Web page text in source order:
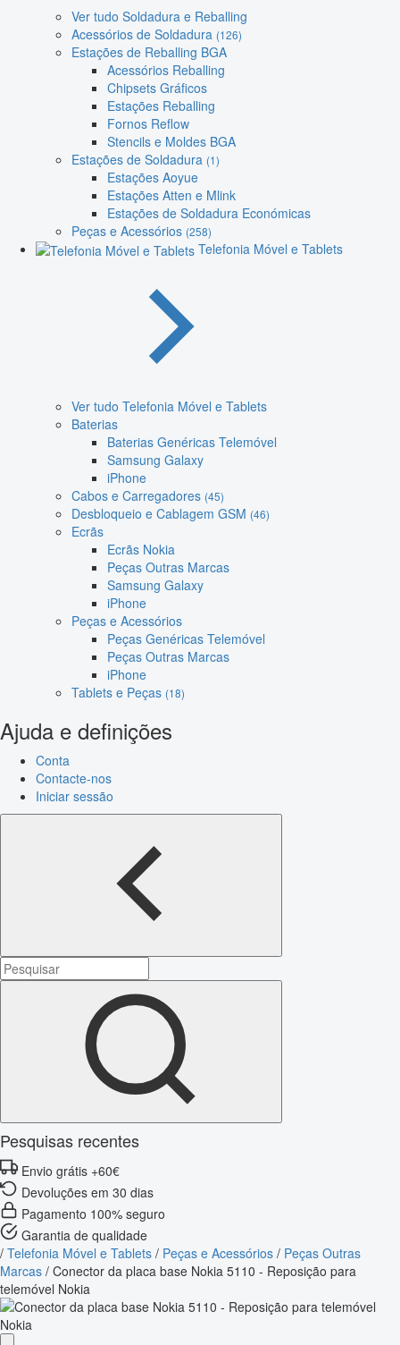
Ver tudo Soldadura e Reballing
Acessórios de Soldadura (126)
Estações de Reballing BGA
Acessórios Reballing
Chipsets Gráficos
Estações Reballing
Fornos Reflow
Stencils e Moldes BGA
Estações de Soldadura (1)
Estações Aoyue
Estações Atten e Mlink
Estações de Soldadura Económicas
Peças e Acessórios (258)
Telefonia Móvel e Tablets
Ver tudo Telefonia Móvel e Tablets
Baterias
Baterias Genéricas Telemóvel
Samsung Galaxy
iPhone
Cabos e Carregadores (45)
Desbloqueio e Cablagem GSM (46)
Ecrãs
Ecrãs Nokia
Peças Outras Marcas
Samsung Galaxy
iPhone
Peças e Acessórios
Peças Genéricas Telemóvel
Peças Outras Marcas
iPhone
Tablets e Peças (18)
Ajuda e definições
Conta
Contacte-nos
Iniciar sessão
Pesquisas recentes
Envio grátis +60€
Devoluções em 30 dias
Pagamento 100% seguro
Garantia de qualidade
/ Telefonia Móvel e Tablets / Peças e Acessórios / Peças Outras
Marcas / Conector da placa base Nokia 5110 - Reposição para
telemóvel Nokia